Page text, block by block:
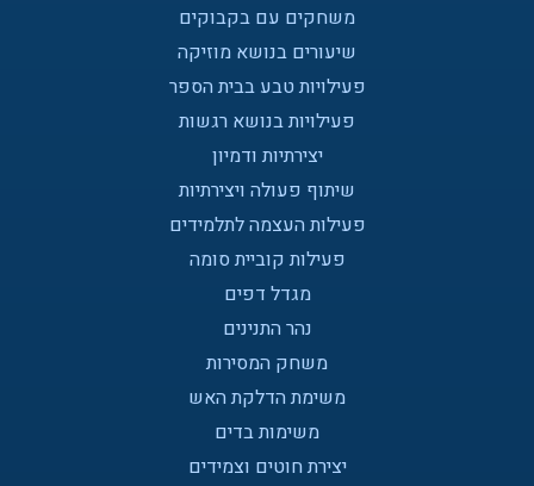
משחקים עם בקבוקים
שיעורים בנושא מוזיקה
פעילויות טבע בבית הספר
פעילויות בנושא רגשות
יצירתיות ודמיון
שיתוף פעולה ויצירתיות
פעילות העצמה לתלמידים
פעילות קוביית סומה
מגדל דפים
נהר התנינים
משחק המסירות
משימת הדלקת האש
משימות בדים
יצירת חוטים וצמידים